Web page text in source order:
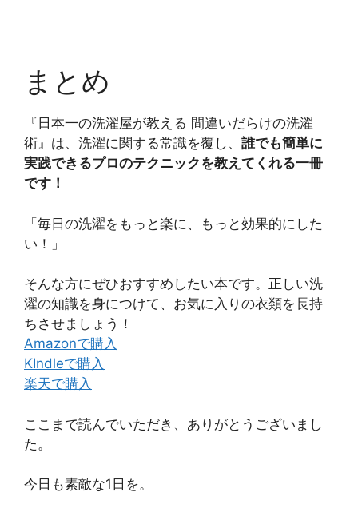
まとめ
『日本一の洗濯屋が教える 間違いだらけの洗濯
術』は、洗濯に関する常識を覆し、 誰でも簡単に
実践できるプロのテクニックを教えてくれる一冊
です！
「毎日の洗濯をもっと楽に、もっと効果的にした
い！」
そんな方にぜひおすすめしたい本です。正しい洗
濯の知識を身につけて、お気に入りの衣類を長持
ちさせましょう！
Amazonで購入
KIndleで購入
楽天で購入
ここまで読んでいただき、ありがとうございまし
た。
今日も素敵な1日を。